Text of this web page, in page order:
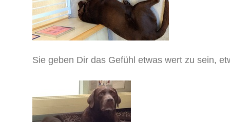
Sie geben Dir das Gefühl etwas wert zu sein,